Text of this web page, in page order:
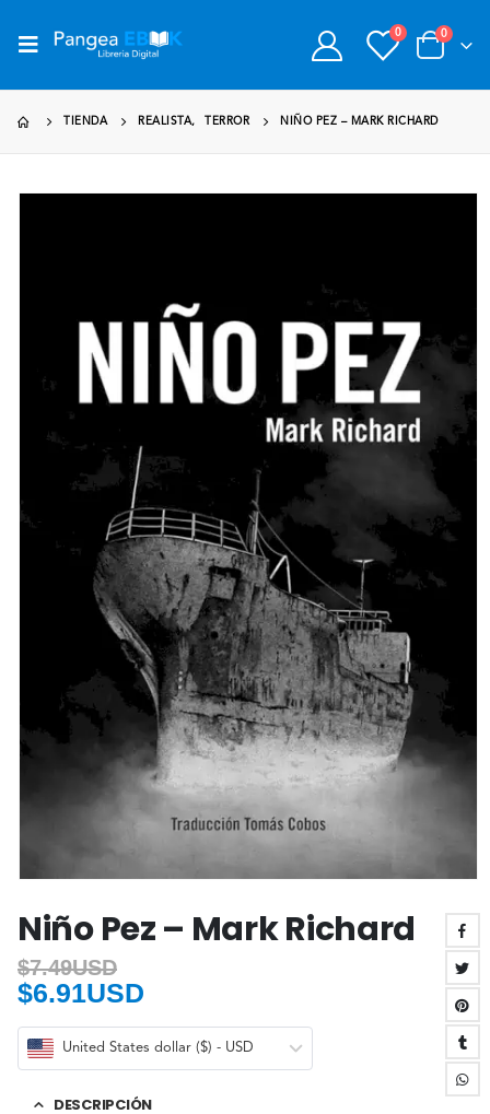
0 0
TIENDA REALISTA, TERROR NIÑO PEZ – MARK RICHARD
Niño Pez – Mark Richard
$7.49USD
$6.91USD
United States dollar ($) - USD
DESCRIPCIÓN